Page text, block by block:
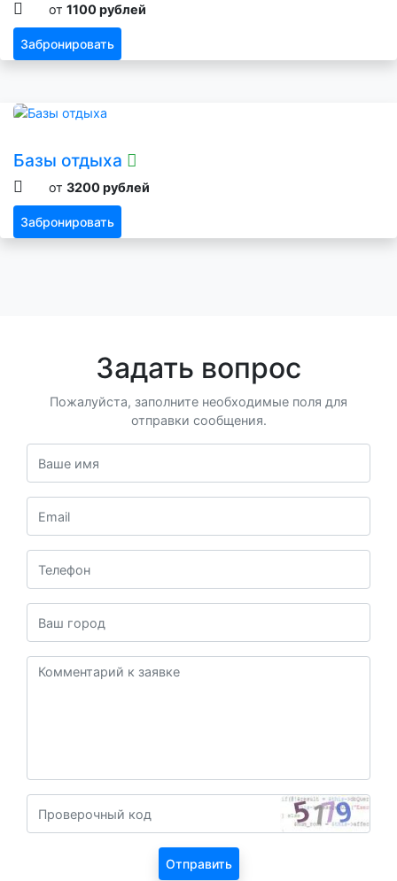
от 1100 рублей
Забронировать
Базы отдыха
от 3200 рублей
Забронировать
Задать вопрос
Пожалуйста, заполните необходимые поля для
отправки сообщения.